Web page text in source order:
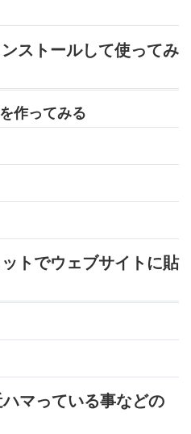
ストールして使ってみ
作ってみる
トでウェブサイトに貼
マっている事などの